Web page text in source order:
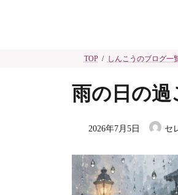
TOP しんこうのブログ一
雨の日の過
2026年7月5日 セ